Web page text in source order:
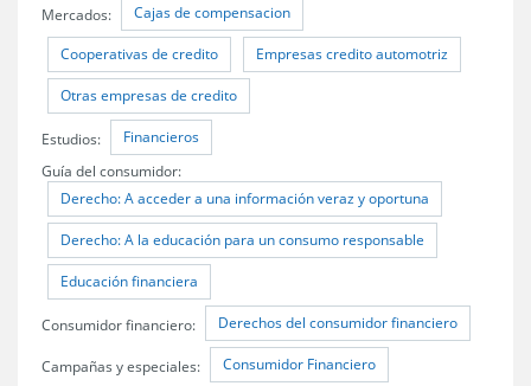
Mercados: Cajas de compensacion
Cooperativas de credito Empresas credito automotriz
Otras empresas de credito
Estudios: Financieros
Guía del consumidor:
Derecho: A acceder a una información veraz y oportuna
Derecho: A la educación para un consumo responsable
Educación financiera
Consumidor financiero: Derechos del consumidor financiero
Campañas y especiales: Consumidor Financiero